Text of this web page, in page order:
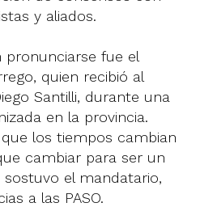
y aliados.
fue el
quien recibió al
Santilli, durante una
en la provincia.
los tiempos cambian
cambiar para ser un
sostuvo el mandatario,
a las PASO.